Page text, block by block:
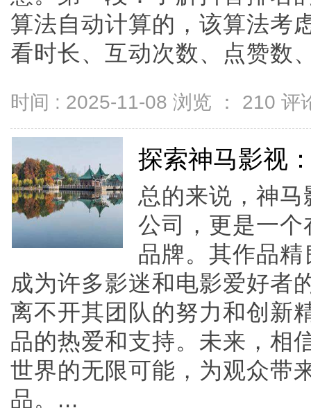
算法自动计算的，该算法考
看时长、互动次数、点赞数
时间 : 2025-11-08 浏览 ： 210 评
探索神马影视
总的来说，神
公司，更是一
品牌。其作品
成为许多影迷和电影爱好者
离不开其团队的努力和创新
品的热爱和支持。未来，相
世界的无限可能，为观众带
品。...